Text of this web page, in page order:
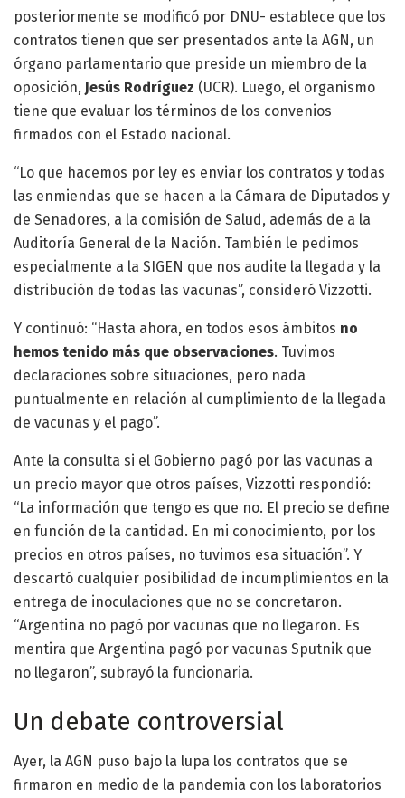
posteriormente se modificó por DNU- establece que los
contratos tienen que ser presentados ante la AGN, un
órgano parlamentario que preside un miembro de la
oposición, Jesús Rodríguez (UCR). Luego, el organismo
tiene que evaluar los términos de los convenios
firmados con el Estado nacional.
“Lo que hacemos por ley es enviar los contratos y todas
las enmiendas que se hacen a la Cámara de Diputados y
de Senadores, a la comisión de Salud, además de a la
Auditoría General de la Nación. También le pedimos
especialmente a la SIGEN que nos audite la llegada y la
distribución de todas las vacunas”, consideró Vizzotti.
Y continuó: “Hasta ahora, en todos esos ámbitos no
hemos tenido más que observaciones. Tuvimos
declaraciones sobre situaciones, pero nada
puntualmente en relación al cumplimiento de la llegada
de vacunas y el pago”.
Ante la consulta si el Gobierno pagó por las vacunas a
un precio mayor que otros países, Vizzotti respondió:
“La información que tengo es que no. El precio se define
en función de la cantidad. En mi conocimiento, por los
precios en otros países, no tuvimos esa situación”. Y
descartó cualquier posibilidad de incumplimientos en la
entrega de inoculaciones que no se concretaron.
“Argentina no pagó por vacunas que no llegaron. Es
mentira que Argentina pagó por vacunas Sputnik que
no llegaron”, subrayó la funcionaria.
Un debate controversial
Ayer, la AGN puso bajo la lupa los contratos que se
firmaron en medio de la pandemia con los laboratorios